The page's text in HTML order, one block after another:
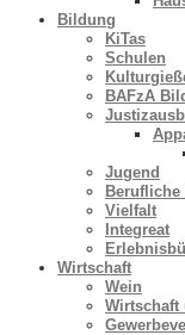
Bildung
KiTas
Schulen
BAFzA
Jugend
Vielfalt
Integreat
Wirtschaft
Wein
Wirtschaft